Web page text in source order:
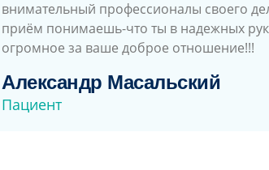
внимательный профессионалы своего
приём понимаешь-что ты в надежных
огромное за ваше доброе отношение!!!
Александр Масальский
Пациент
центра, оказывавшей медицинскую
дочери Софии. Спасибо за
компетентность, профессионализм.
Юля Васильевна